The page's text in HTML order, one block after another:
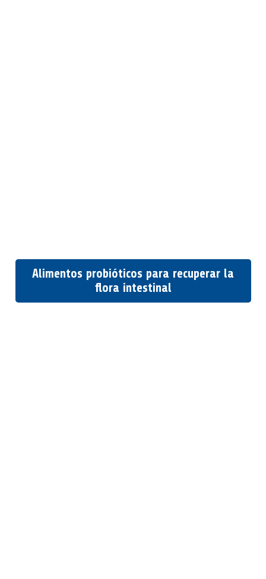
Alimentos probióticos para recuperar la
flora intestinal